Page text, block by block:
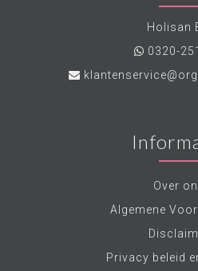
Holisan
0320-
Over
Algemene
Privacy beleid